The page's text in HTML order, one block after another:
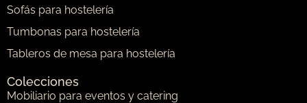
Sofás para hostelería
Tumbonas para hostelería
Tableros de mesa para hostelería
Colecciones
Mobiliario para eventos y catering